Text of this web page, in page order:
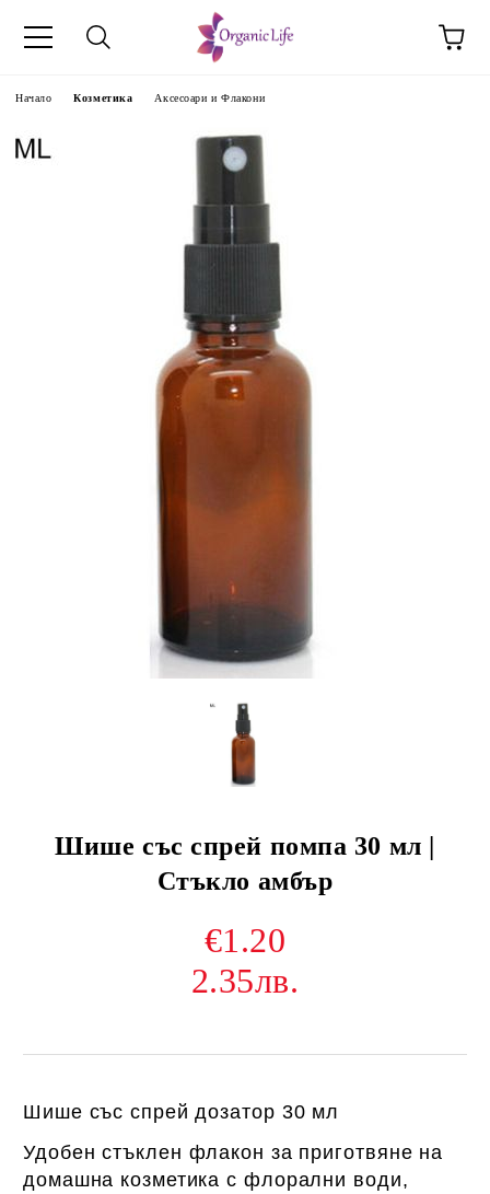
Начало Козметика Аксесоари и Флакони
Шише със спрей помпа 30 мл |
Стъкло амбър
€1.20
2.35лв.
Шише със спрей дозатор 30 мл
Удобен стъклен флакон за приготвяне на
домашна козметика с флорални води,